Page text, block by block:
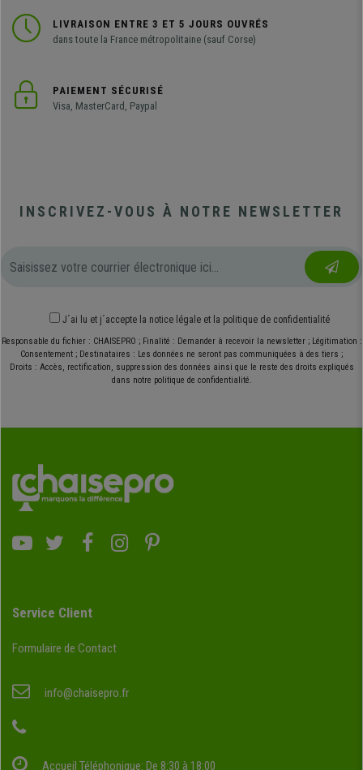
LIVRAISON ENTRE 3 ET 5 JOURS OUVRÉS
dans toute la France métropolitaine (sauf Corse)
PAIEMENT SÉCURISÉ
Visa, MasterCard, Paypal
INSCRIVEZ-VOUS À NOTRE NEWSLETTER
J´ai lu et j´accepte la notice légale et la politique de confidentialité
Responsable du fichier : CHAISEPRO ; Finalité : Demander à recevoir la newsletter ; Légitimation :
Consentement ; Destinataires : Les données ne seront pas communiquées à des tiers ;
Droits : Accès, rectification, suppression des données ainsi que le reste des droits expliqués
dans notre politique de confidentialité.
Service Client
Formulaire de Contact
info@chaisepro.fr
Accueil Téléphonique: De 8:30 à 18:00